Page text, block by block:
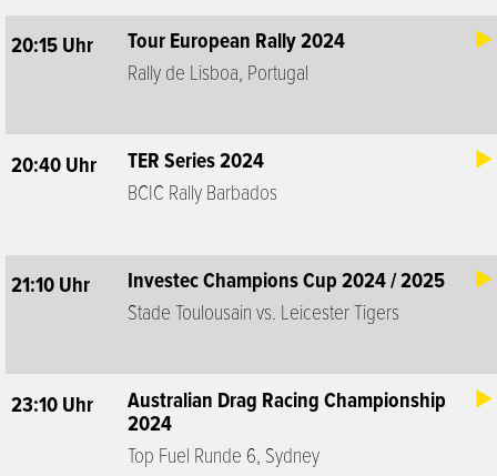
20:15 Uhr
Tour European Rally 2024
Rally de Lisboa, Portugal
20:40 Uhr
TER Series 2024
BCIC Rally Barbados
21:10 Uhr
Investec Champions Cup 2024 / 2025
Stade Toulousain vs. Leicester Tigers
23:10 Uhr
Australian Drag Racing Championship
2024
Top Fuel Runde 6, Sydney